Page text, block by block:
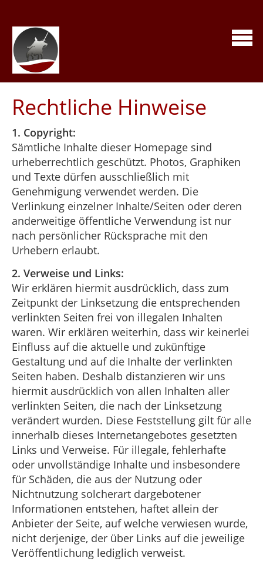
Rechtliche Hinweise
1. Copyright:
Sämtliche Inhalte dieser Homepage sind
urheberrechtlich geschützt. Photos, Graphiken
und Texte dürfen ausschließlich mit
Genehmigung verwendet werden. Die
Verlinkung einzelner Inhalte/Seiten oder deren
anderweitige öffentliche Verwendung ist nur
nach persönlicher Rücksprache mit den
Urhebern erlaubt.
2. Verweise und Links:
Wir erklären hiermit ausdrücklich, dass zum
Zeitpunkt der Linksetzung die entsprechenden
verlinkten Seiten frei von illegalen Inhalten
waren. Wir erklären weiterhin, dass wir keinerlei
Einfluss auf die aktuelle und zukünftige
Gestaltung und auf die Inhalte der verlinkten
Seiten haben. Deshalb distanzieren wir uns
hiermit ausdrücklich von allen Inhalten aller
verlinkten Seiten, die nach der Linksetzung
verändert wurden. Diese Feststellung gilt für alle
innerhalb dieses Internetangebotes gesetzten
Links und Verweise. Für illegale, fehlerhafte
oder unvollständige Inhalte und insbesondere
für Schäden, die aus der Nutzung oder
Nichtnutzung solcherart dargebotener
Informationen entstehen, haftet allein der
Anbieter der Seite, auf welche verwiesen wurde,
nicht derjenige, der über Links auf die jeweilige
Veröffentlichung lediglich verweist.